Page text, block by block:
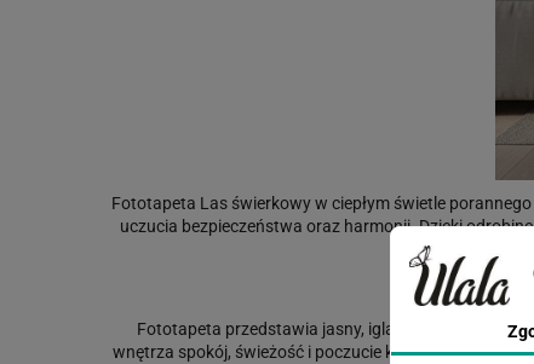
Fototapeta Las świerkowy w ciepłym świetle
uczucia bezpieczeństwa oraz harmonii. Dzięki
Masz jakieś
Fototapeta przedstawia jasny, iglasty las skąpany
wnętrza spokój, świeżość i poczucie kontaktu z naturą.